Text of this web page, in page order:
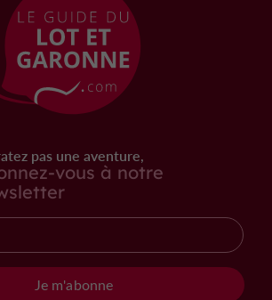
pas une aventure,
vous à notre
Je m'abonne